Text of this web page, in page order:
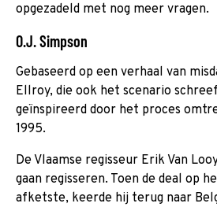
opgezadeld met nog meer vragen.
O.J. Simpson
Gebaseerd op een verhaal van
Ellroy, die ook het scenario
geïnspireerd door het proces
1995.
De Vlaamse regisseur Erik Van
gaan regisseren. Toen de deal op
afketste, keerde hij terug naar